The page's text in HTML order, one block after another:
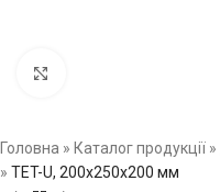
Головна » Каталог продукції »
» TET-U, 200x250x200 мм